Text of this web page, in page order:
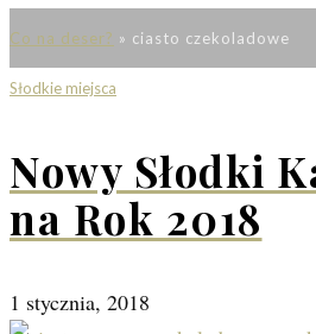
Co na deser? » ciasto czekoladowe
Słodkie miejsca
Nowy Słodki
na Rok 2018
1 stycznia, 2018